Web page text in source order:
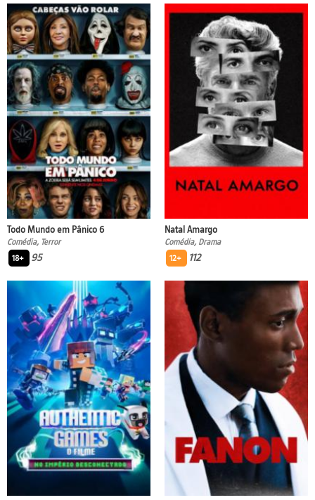
Todo Mundo em Pânico 6
Comédia, Terror
18+
95
Natal Amargo
Comédia, Drama
12+
112